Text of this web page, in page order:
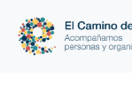
Saltar